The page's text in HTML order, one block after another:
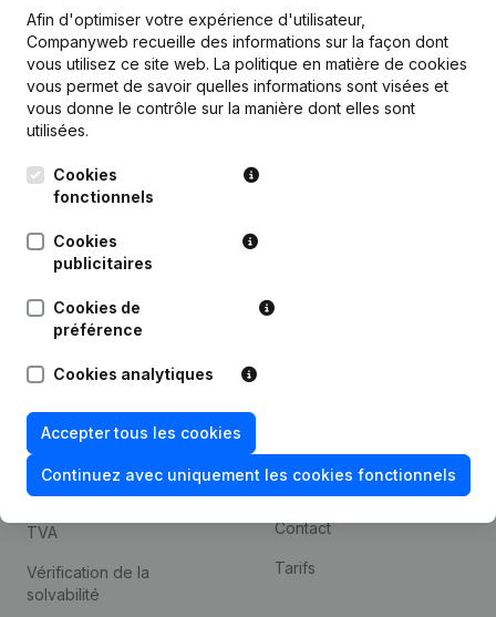
Afin d'optimiser votre expérience d'utilisateur,
Companyweb recueille des informations sur la façon dont
vous utilisez ce site web. La politique en matière de cookies
vous permet de savoir quelles informations sont visées et
vous donne le contrôle sur la manière dont elles sont
utilisées.
Cookies
fonctionnels
Cookies
publicitaires
Cookies de
préférence
Cookies analytiques
Accepter tous les cookies
Continuez avec uniquement les cookies fonctionnels
Français
Kantorenpark Everest
Leuvensesteenweg
1800 Vilvoorde
Produit
Informations d’entreprise
Monitoring
Compliance et prévention
de la fraude
Consulter des comptes
annuels
TVA
Vérification de la
solvabilité
Contact
Tarifs